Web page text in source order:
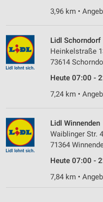
3,96 km •
Lidl Schorndorf
Heinkelstraße
73614
Heute 07:00 -
7,24 km •
Lidl Winnenden
Waiblinger Str.
71364
Heute 07:00 -
7,84 km •